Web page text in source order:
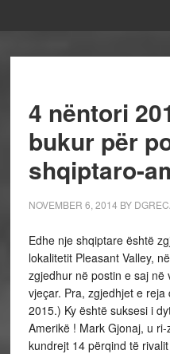
4 nëntori
bukur për
shqiptaro-
NOVEMBER 6, 2014 BY
Edhe nje shqiptare është
lokalitetit Pleasant Valley,
zgjedhur në postin e saj në
vjeçar. Pra, zgjedhjet e
2015.) Ky është suksesi i
Amerikë ! Mark Gjonaj, u
kundrejt 14 përqind të